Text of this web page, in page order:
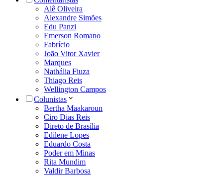
Alê Oliveira
Alexandre Simões
Edu Panzi
Emerson Romano
Fabrício
João Vitor Xavier
Marques
Nathália Fiuza
Thiago Reis
Wellington Campos
Colunistas
Bertha Maakaroun
Ciro Dias Reis
Direto de Brasília
Edilene Lopes
Eduardo Costa
Poder em Minas
Rita Mundim
Valdir Barbosa